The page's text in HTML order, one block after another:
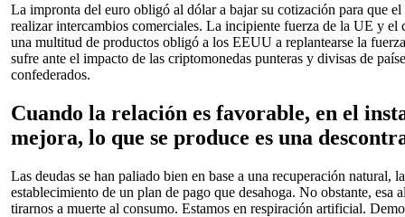
La impronta del euro obligó al dólar a bajar su cotización para que
realizar intercambios comerciales. La incipiente fuerza de la UE y el
una multitud de productos obligó a los EEUU a replantearse la
sufre ante el impacto de las criptomonedas punteras y divisas de
confederados.
Cuando la relación es favorable, en el
mejora, lo que se produce es una
Las deudas se han paliado bien en base a una recuperación natural,
establecimiento de un plan de pago que desahoga. No obstante,
tirarnos a muerte al consumo. Estamos en respiración artificial.